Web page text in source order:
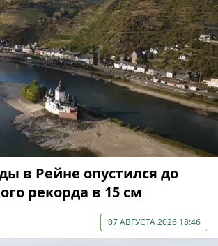
в Рейне опустился до
рекорда в 15 см
07 АВГУСТА 2026 18:46